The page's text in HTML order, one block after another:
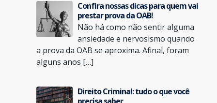
Confira nossas dicas para quem vai
prestar prova da OAB!
Não há como não sentir alguma
ansiedade e nervosismo quando
a prova da OAB se aproxima. Afinal, foram
alguns anos […]
Direito Criminal: tudo o que você